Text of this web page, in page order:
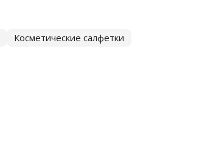
Косметические салфетки